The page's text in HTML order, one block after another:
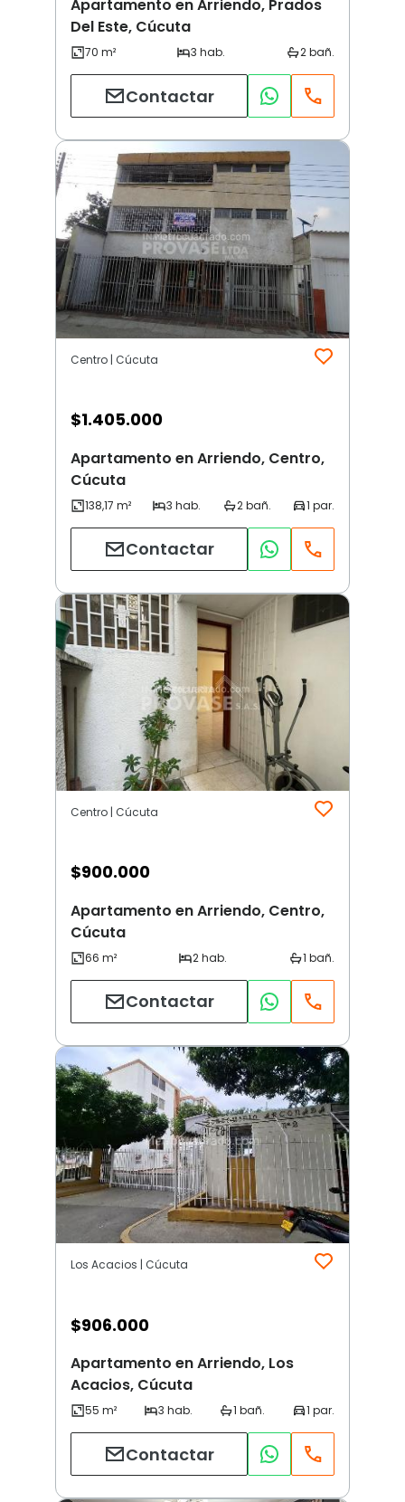
Apartamento en Arriendo, Prados
Del Este, Cúcuta
Contactar
Centro | Cúcuta
$1.405.000
Apartamento en Arriendo, Centro,
Cúcuta
Contactar
Centro | Cúcuta
$900.000
Apartamento en Arriendo, Centro,
Cúcuta
Contactar
Los Acacios | Cúcuta
$906.000
Apartamento en Arriendo, Los
Acacios, Cúcuta
Contactar